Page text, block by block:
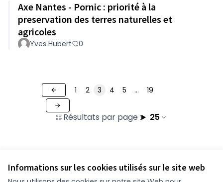
Informations sur les cookies utilisés sur le site web
Axe Nantes - Pornic : priorité à la
preservation des terres naturelles et
agricoles
Yves Hubert 0
Résultats par page : 25
1 2 3 4 5 … 19